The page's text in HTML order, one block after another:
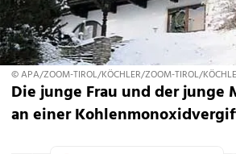
© APA/ZOOM-TIROL/KÖCHLER/ZOOM-TIROL/
Die junge Frau und der junge
an einer